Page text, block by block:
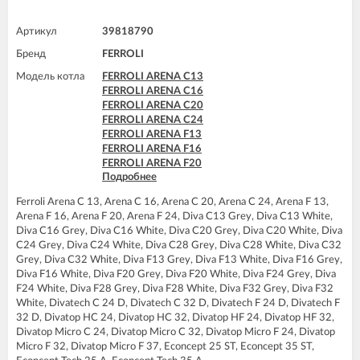
Артикул 39818790
Бренд FERROLI
Модель котла
FERROLI ARENA C13
FERROLI ARENA C16
FERROLI ARENA C20
FERROLI ARENA C24
FERROLI ARENA F13
FERROLI ARENA F16
FERROLI ARENA F20
FERROLI ARENA F24
FERROLI BLUEHELIX TECH 25C
FERROLI BLUEHELIX TECH 35 A
FERROLI BLUEHELIX TECH 35C
FERROLI DIVA C13
FERROLI DIVA C16
FERROLI DIVA C20
FERROLI DIVA C24
FERROLI DIVA C28
FERROLI DIVA C32
FERROLI DIVA F13
FERROLI DIVA F16
Подробнее
Ferroli Arena C 13, Arena C 16, Arena C 20, Arena C 24, Arena F 13,
Arena F 16, Arena F 20, Arena F 24, Diva C13 Grey, Diva C13 White,
Diva C16 Grey, Diva C16 White, Diva C20 Grey, Diva C20 White, Diva
C24 Grey, Diva C24 White, Diva C28 Grey, Diva C28 White, Diva C32
Grey, Diva C32 White, Diva F13 Grey, Diva F13 White, Diva F16 Grey,
Diva F16 White, Diva F20 Grey, Diva F20 White, Diva F24 Grey, Diva
F24 White, Diva F28 Grey, Diva F28 White, Diva F32 Grey, Diva F32
White, Divatech C 24 D, Divatech C 32 D, Divatech F 24 D, Divatech F
32 D, Divatop HC 24, Divatop HC 32, Divatop HF 24, Divatop HF 32,
Divatop Micro C 24, Divatop Micro C 32, Divatop Micro F 24, Divatop
Micro F 32, Divatop Micro F 37, Econcept 25 ST, Econcept 35 ST,